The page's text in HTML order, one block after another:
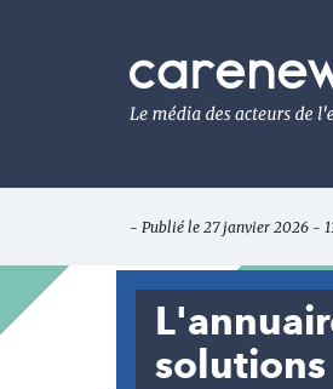
Le
média
de
l'engagement
- Publié le 27 janvier 2026 -
solutions